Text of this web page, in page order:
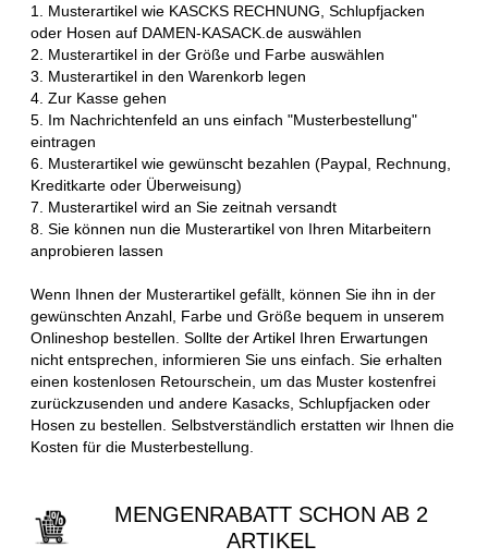
1. Musterartikel wie KASCKS RECHNUNG, Schlupfjacken
oder Hosen auf DAMEN-KASACK.de auswählen
2. Musterartikel in der Größe und Farbe auswählen
3. Musterartikel in den Warenkorb legen
4. Zur Kasse gehen
5. Im Nachrichtenfeld an uns einfach "Musterbestellung"
eintragen
6. Musterartikel wie gewünscht bezahlen (Paypal, Rechnung,
Kreditkarte oder Überweisung)
7. Musterartikel wird an Sie zeitnah versandt
8. Sie können nun die Musterartikel von Ihren Mitarbeitern
anprobieren lassen
Wenn Ihnen der Musterartikel gefällt, können Sie ihn in der
gewünschten Anzahl, Farbe und Größe bequem in unserem
Onlineshop bestellen. Sollte der Artikel Ihren Erwartungen
nicht entsprechen, informieren Sie uns einfach. Sie erhalten
einen kostenlosen Retourschein, um das Muster kostenfrei
zurückzusenden und andere Kasacks, Schlupfjacken oder
Hosen zu bestellen. Selbstverständlich erstatten wir Ihnen die
Kosten für die Musterbestellung.
MENGENRABATT SCHON AB 2
ARTIKEL